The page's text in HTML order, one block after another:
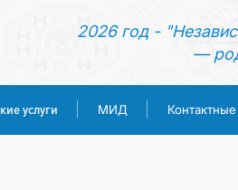
2026 год -
—
услуги МИД